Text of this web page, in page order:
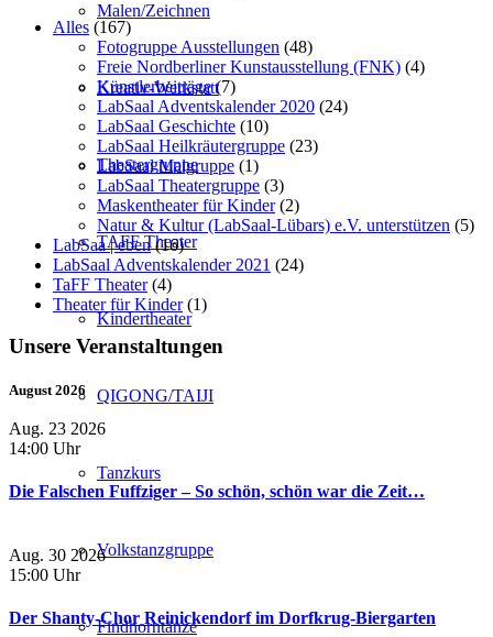
Malen/Zeichnen
Kreativ-Werkstatt
Theatergruppe
TAFF Theater
Kindertheater
QIGONG/TAIJI
Tanzkurs
Volkstanzgruppe
Findhorntänze
Alles (167)
Fotogruppe Ausstellungen (48)
Freie Nordberliner Kunstausstellung (FNK) (4)
Künstlerbeiträge(7)
LabSaal Adventskalender 2020 (24)
LabSaal Geschichte (10)
LabSaal Heilkräutergruppe (23)
LabSaal Malgruppe (1)
LabSaal Theatergruppe (3)
Maskentheater für Kinder(2)
Natur & Kultur (LabSaal-Lübars) e.V. unterstützen (5)
LabSaa | eben(16)
LabSaal Adventskalender 2021 (24)
TaFF Theater(4)
Theater für Kinder(1)
Unsere Veranstaltungen
August 2026
Aug. 23 2026
14:00 Uhr
Die Falschen Fuffziger – So schön, schön war die Zeit…
Aug. 30 2026
15:00 Uhr
Der Shanty-Chor Reinickendorf im Dorfkrug-Biergarten